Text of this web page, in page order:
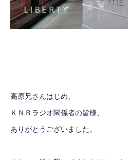
高原兄さんはじめ、
ＫＮＢラジオ関係者の皆様、
ありがとうございました。